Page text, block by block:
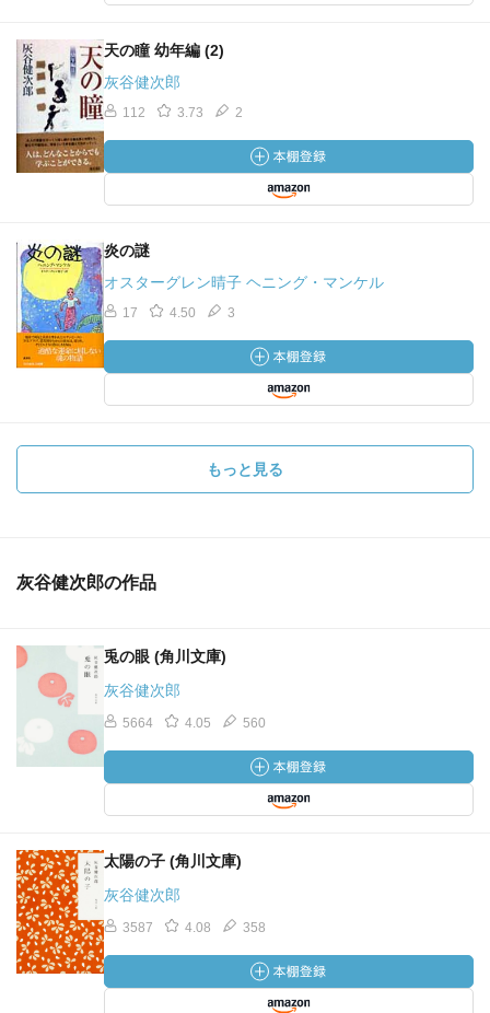
天の瞳 幼年編 (2)
灰谷健次郎
112 3.73 2
炎の謎
オスターグレン晴子 ヘニング・マンケル
17 4.50 3
もっと見る
灰谷健次郎の作品
兎の眼 (角川文庫)
灰谷健次郎
5664 4.05 560
太陽の子 (角川文庫)
灰谷健次郎
3587 4.08 358